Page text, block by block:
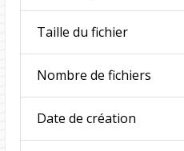
Taille du fichier
Nombre de fichiers
Date de création